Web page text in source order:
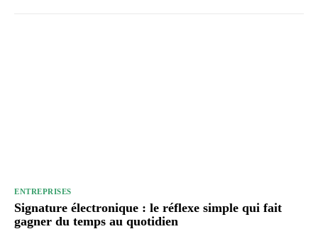
ENTREPRISES
Signature électronique : le réflexe simple qui fait
gagner du temps au quotidien